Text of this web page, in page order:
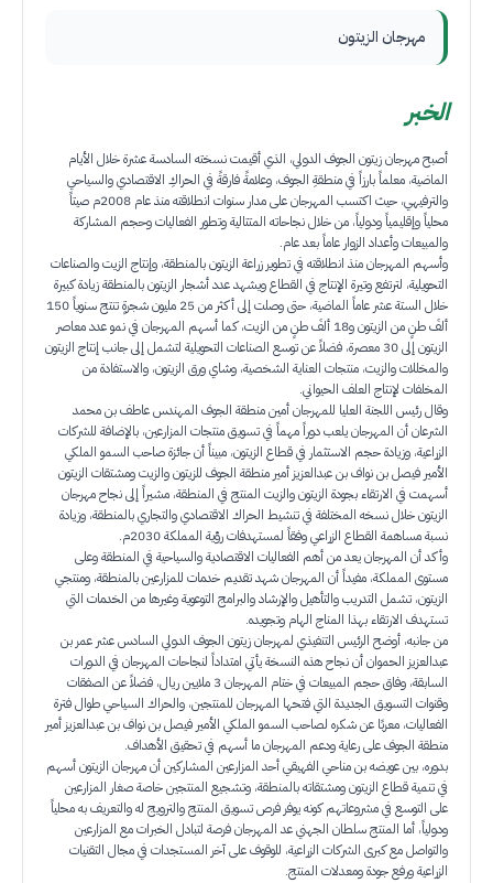
مهرجان الزيتون
الخبر
أصبح مهرجان زيتون الجوف الدولي، الذي أقيمت نسخته السادسة عشرة خلال الأيام
الماضية، معلماً بارزاً في منطقةِ الجوف، وعلامةً فارقةً في الحراكِ الاقتصادي والسياحي
والترفيهي، حيث اكتسب المهرجان على مدار سنوات انطلاقته منذ عام 2008م صيتاً
محلياً وإقليمياً ودولياً، من خلال نجاحاته المتتالية وتطور الفعاليات وحجم المشاركة
والمبيعات وأعداد الزوار عاماً بعد عام.
وأسهم المهرجان منذ انطلاقته في تطوير زراعة الزيتون بالمنطقة، وإنتاج الزيت والصناعات
التحويلية، لترتفع وتيرة الإنتاج في القطاع ويشهد عدد أشجار الزيتون بالمنطقة زيادة كبيرة
خلال الستة عشر عاماً الماضية، حتى وصلت إلى أكثر من 25 مليون شجرةٍ تنتج سنوياً 150
ألفَ طنٍ من الزيتون و18 ألفَ طنٍ من الزيت، كما أسهم المهرجان في نمو عدد معاصر
الزيتون إلى 30 معصرة، فضلاً عن توسع الصناعات التحويلية لتشمل إلى جانب إنتاج الزيتون
والمخللات والزيت، منتجات العناية الشخصية، وشاي ورق الزيتون، والاستفادة من
المخلفات لإنتاج العلف الحيواني.
وقال رئيس اللجنة العليا للمهرجان أمين منطقة الجوف المهندس عاطف بن محمد
الشرعان أن المهرجان يلعب دوراً مهماً في تسويق منتجات المزارعين، بالإضافة للشركات
الزراعية، وزيادة حجم الاستثمار في قطاع الزيتون، مبيناً أن جائزة صاحب السمو الملكي
الأمير فيصل بن نواف بن عبدالعزيز أمير منطقة الجوف للزيتون والزيت ومشتقات الزيتون
أسهمت في الارتقاء بجودة الزيتون والزيت المنتج في المنطقة، مشيراً إلى نجاح مهرجان
الزيتون خلال نسخه المختلفة في تنشيط الحراك الاقتصادي والتجاري بالمنطقة، وزيادة
نسبة مساهمة القطاع الزراعي وفقاً لمستهدفات رؤية المملكة 2030م.
وأكد أن المهرجان يعد من أهم الفعاليات الاقتصادية والسياحية في المنطقة وعلى
مستوى المملكة، مفيداً أن المهرجان شهد تقديم خدمات للمزارعين بالمنطقة، ومنتجي
الزيتون، تشمل التدريب والتأهيل والإرشاد والبرامج التوعوية وغيرها من الخدمات التي
تستهدف الارتقاء بهذا المناج الهام وتجويده.
من جانبه، أوضح الرئيس التنفيذي لمهرجان زيتون الجوف الدولي السادس عشر عمر بن
عبدالعزيز الحموان أن نجاح هذه النسخة يأتي امتداداً لنجاحات المهرجان في الدورات
السابقة، وفاق حجم المبيعات في ختام المهرجان 3 ملايين ريال، فضلاً عن الصفقات
وقنوات التسويق الجديدة التي فتحها المهرجان للمنتجين، والحراك السياحي طوال فترة
الفعاليات، معربًا عن شكره لصاحب السمو الملكي الأمير فيصل بن نواف بن عبدالعزيز أمير
منطقة الجوف على رعاية ودعم المهرجان ما أسهم في تحقيق الأهداف.
بدوره، بين عويضه بن مناحي الفهيقي أحد المزارعين المشاركين أن مهرجان الزيتون أسهم
في تنمية قطاع الزيتون ومشتقاته بالمنطقة، وتشجيع المنتجين خاصة صغار المزارعين
على التوسع في مشروعاتهم كونه يوفر فرص تسويق المنتج والترويج له والتعريف به محلياً
ودولياً، أما المنتج سلطان الجهني عد المهرجان فرصة لتبادل الخبرات مع المزارعين
والتواصل مع كبرى الشركات الزراعية، للوقوف على آخر المستجدات في مجال التقنيات
الزراعية ورفع جودة ومعدلات المنتج.